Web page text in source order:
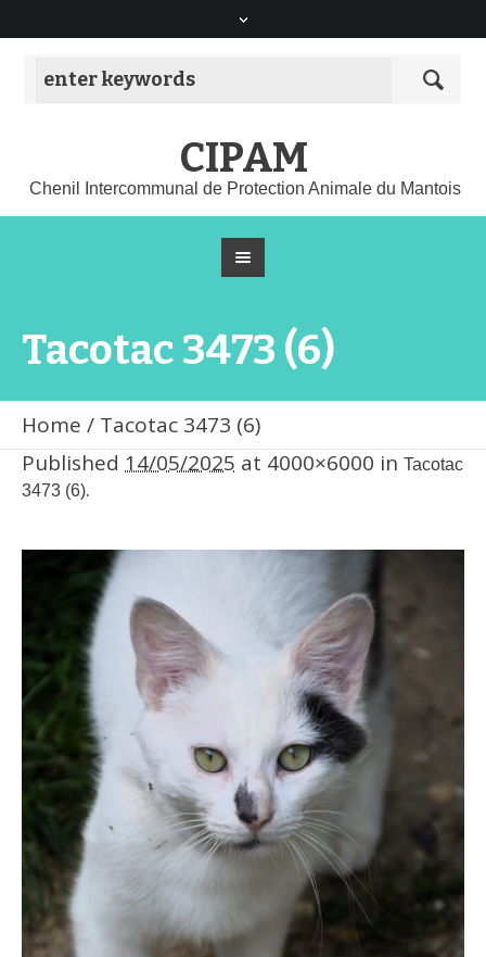
CIPAM
Chenil Intercommunal de Protection Animale du Mantois
Tacotac 3473 (6)
Home / Tacotac 3473 (6)
Published 14/05/2025 at 4000×6000 in Tacotac
3473 (6).